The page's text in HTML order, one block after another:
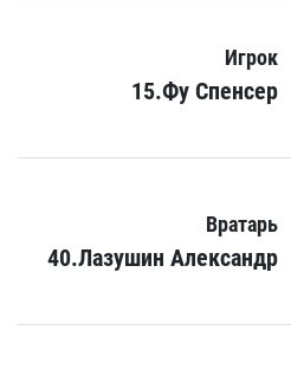
Игрок
15.Фу Спенсер
Вратарь
40.Лазушин Александр